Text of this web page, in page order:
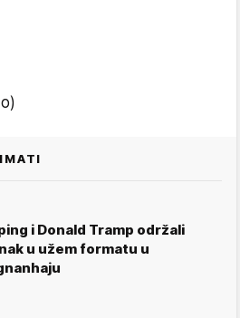
i Donald Tramp održali
u užem formatu u